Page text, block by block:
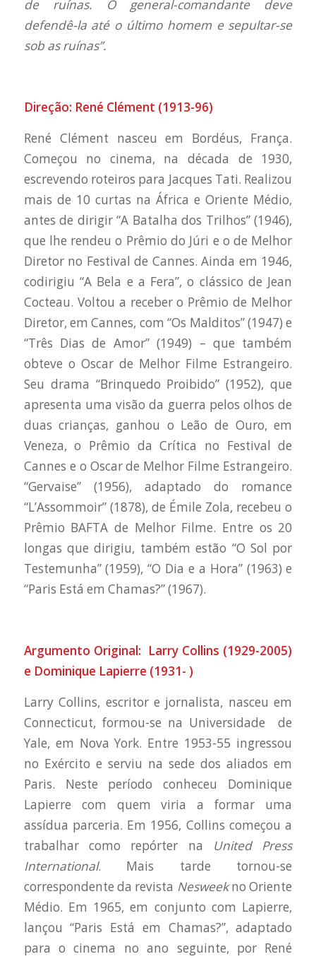
de ruínas. O general-comandante deve
defendê-la até o último homem e sepultar-se
sob as ruínas”.
Direção: René Clément (1913-96)
René Clément nasceu em Bordéus, França.
Começou no cinema, na década de 1930,
escrevendo roteiros para Jacques Tati. Realizou
mais de 10 curtas na África e Oriente Médio,
antes de dirigir “A Batalha dos Trilhos” (1946),
que lhe rendeu o Prêmio do Júri e o de Melhor
Diretor no Festival de Cannes. Ainda em 1946,
codirigiu “A Bela e a Fera”, o clássico de Jean
Cocteau. Voltou a receber o Prêmio de Melhor
Diretor, em Cannes, com “Os Malditos” (1947) e
“Três Dias de Amor” (1949) – que também
obteve o Oscar de Melhor Filme Estrangeiro.
Seu drama “Brinquedo Proibido” (1952), que
apresenta uma visão da guerra pelos olhos de
duas crianças, ganhou o Leão de Ouro, em
Veneza, o Prêmio da Crítica no Festival de
Cannes e o Oscar de Melhor Filme Estrangeiro.
“Gervaise” (1956), adaptado do romance
“L’Assommoir” (1878), de Émile Zola, recebeu o
Prêmio BAFTA de Melhor Filme. Entre os 20
longas que dirigiu, também estão “O Sol por
Testemunha” (1959), “O Dia e a Hora” (1963) e
“Paris Está em Chamas?” (1967).
Argumento Original: Larry Collins (1929-2005)
e Dominique Lapierre (1931- )
Larry Collins, escritor e jornalista, nasceu em
Connecticut, formou-se na Universidade de
Yale, em Nova York. Entre 1953-55 ingressou
no Exército e serviu na sede dos aliados em
Paris. Neste período conheceu Dominique
Lapierre com quem viria a formar uma
assídua parceria. Em 1956, Collins começou a
trabalhar como repórter na United Press
International. Mais tarde tornou-se
correspondente da revista Nesweekno Oriente
Médio. Em 1965, em conjunto com Lapierre,
lançou “Paris Está em Chamas?”, adaptado
para o cinema no ano seguinte, por René